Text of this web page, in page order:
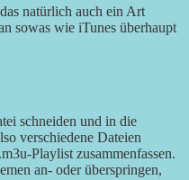
natürlich auch ein Art
sowas wie iTunes überhaupt
schneiden und in die
verschiedene Dateien
Playlist zusammenfassen.
an- oder überspringen,